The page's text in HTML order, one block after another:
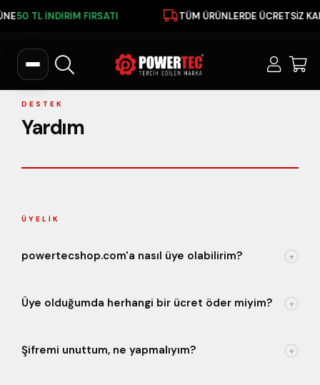
50 TL İNDİRİM FIRSATI TÜM ÜRÜNLERDE ÜCRETSİZ
DESTEK
Yardım
ÜYELIK
powertecshop.com'a nasıl üye olabilirim? +
Üye olduğumda herhangi bir ücret öder miyim? +
Şifremi unuttum, ne yapmalıyım? +